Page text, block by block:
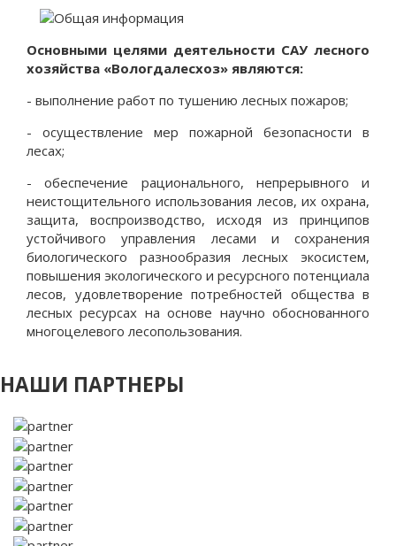
Основными целями деятельности САУ лесного
хозяйства «Вологдалесхоз» являются:
- выполнение работ по тушению лесных пожаров;
- осуществление мер пожарной безопасности в
лесах;
- обеспечение рационального, непрерывного и
неистощительного использования лесов, их охрана,
защита, воспроизводство, исходя из принципов
устойчивого управления лесами и сохранения
биологического разнообразия лесных экосистем,
повышения экологического и ресурсного потенциала
лесов, удовлетворение потребностей общества в
лесных ресурсах на основе научно обоснованного
многоцелевого лесопользования.
НАШИ ПАРТНЕРЫ